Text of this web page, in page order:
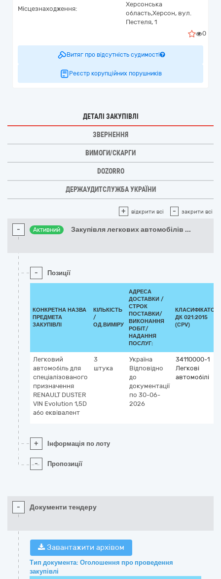
Місцезнаходження:
Херсонська
область,Херсон, вул.
Пестеля, 1
0
Витяг про відсутність судимості
Реєстр корупційних порушників
ДЕТАЛІ ЗАКУПІВЛІ
ЗВЕРНЕННЯ
ВИМОГИ/СКАРГИ
DOZORRO
ДЕРЖАУДИТСЛУЖБА УКРАЇНИ
+ відкрити всі - закрити всі
- Активний Закупівля легкових автомобілів ...
- Позиції
КОНКРЕТНА НАЗВА
ПРЕДМЕТА
ЗАКУПІВЛІ
КІЛЬКІСТЬ
/
ОД.ВИМІРУ
АДРЕСА
ДОСТАВКИ /
СТРОК
ПОСТАВКИ/
ВИКОНАННЯ
РОБІТ/
НАДАННЯ
ПОСЛУГ:
КЛАСИФІКАТОР
ДК 021:2015
(CPV)
Легковий
автомобіль для
спеціалізованого
призначення
RENAULT DUSTER
VIN Evolution 1,5D
або еквівалент
3
штука
Україна
Відповідно
до
документації
по 30-06-
2026
34110000-1
Легкові
автомобілі
+ Інформація по лоту
- Пропозиції
- Документи тендеру
Завантажити архівом
Тип документа: Оголошення про проведення
закупівлі